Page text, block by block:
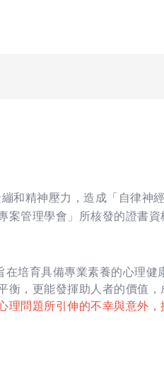
和精神壓力，造成「自律神
管理學會」所核發的證書資
培育具備專業素養的心理健
，更能發揮助人者的價值，
問題所引伸的不幸與意外，